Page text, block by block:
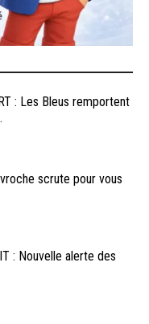
: Les Bleus remportent
scrute pour vous
: Nouvelle alerte des